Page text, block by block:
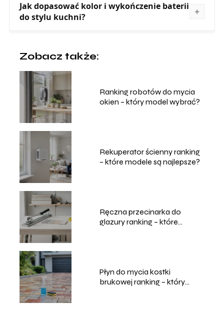
Jak dopasować kolor i wykończenie baterii
do stylu kuchni?
Zobacz także:
Ranking robotów do mycia
okien – który model wybrać?
Rekuperator ścienny ranking
– które modele są najlepsze?
Ręczna przecinarka do
glazury ranking – które
Płyn do mycia kostki
brukowej ranking – który